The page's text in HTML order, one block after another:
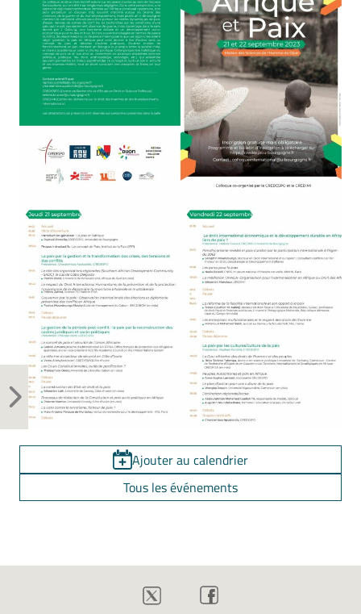
Ajouter au calendrier
Tous les événements